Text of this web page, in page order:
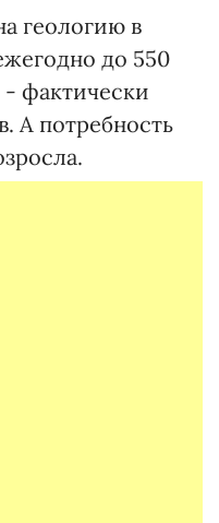
геологию в
до 550
фактически
А потребность